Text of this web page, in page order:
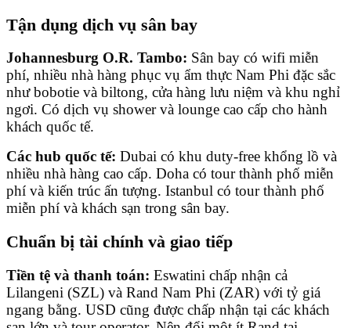
Tận dụng dịch vụ sân bay
Johannesburg O.R. Tambo: Sân bay có wifi miễn
phí, nhiều nhà hàng phục vụ ẩm thực Nam Phi đặc sắc
như bobotie và biltong, cửa hàng lưu niệm và khu nghỉ
ngơi. Có dịch vụ shower và lounge cao cấp cho hành
khách quốc tế.
Các hub quốc tế: Dubai có khu duty-free khổng lồ và
nhiều nhà hàng cao cấp. Doha có tour thành phố miễn
phí và kiến trúc ấn tượng. Istanbul có tour thành phố
miễn phí và khách sạn trong sân bay.
Chuẩn bị tài chính và giao tiếp
Tiền tệ và thanh toán: Eswatini chấp nhận cả
Lilangeni (SZL) và Rand Nam Phi (ZAR) với tỷ giá
ngang bằng. USD cũng được chấp nhận tại các khách